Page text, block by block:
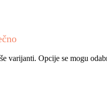
varijanti. Opcije se mogu